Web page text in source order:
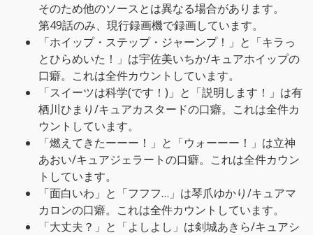
そのため他のソースとは異なる場合があります。
第49話のみ、現行録画機で録画しています。
「ホイップ・ステップ・ジャーンプ！」と「キラっ
とひらめいた！」は宇佐美いちか/キュアホイップの
口癖。これは全件カウントしています。
「スイーツは科学(です！)」と「説明します！」は有
栖川ひまり/キュアカスタードの口癖。これは全件カ
ウントしています。
「燃えてきたーーー！」と「ウォーーー！」は立神
あおい/キュアジェラートの口癖。これは全件カウン
トしています。
「面白いわ」と「フフフ…」は琴爪ゆかり/キュアマ
カロンの口癖。これは全件カウントしています。
「大丈夫？」と「よしよし」は剣城あきら/キュアシ